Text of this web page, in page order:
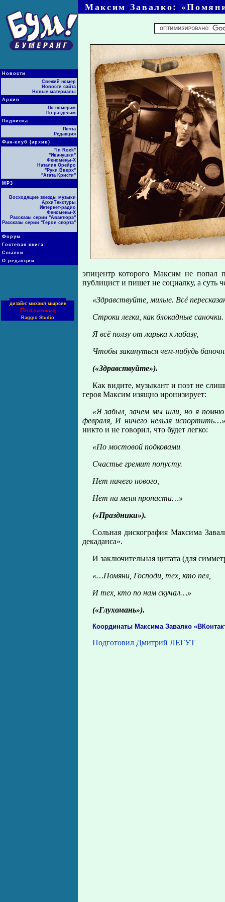
Новости
Свежий номер
Новости сайта
Новые материалы
Архив
По номерам
По разделам
Подписка
Почта
Редакция
Фан-клуб (архив)
"In Rock"
"Иванушки"
Феномены-Х
Наталия Орейро
"Руки Вверх"
"Агата Кристи"
МР3
Восходящие звезды музыки
АрхиТекстуры
Интернет-радио
Феномены-Х
Рассказы серии "Авантюра"
Рассказы серии "Герои спорта"
Форум
Гостевая книга
Ссылки
О редакции
дизайн: михаил мырсин
Поддержка
Raggio Studio
Максим Завалко:
эпицентр которого Максим не
публицист и пишет не социалку, а суть
«Здравствуйте, милые. Всё
Строки легки, как блокадные саночки.
Я всё ползу от ларька к лабазу,
Чтобы закинуться чем-нибудь
(«Здравствуйте»).
Как видите, музыкант и поэт не
героя Максим изящно иронизирует:
«Я забыл, зачем мы шли, но я
февраля, И ничего нельзя
никто и не говорил, что будет легко:
«По мостовой подковами
Счастье гремит попусту.
Нет ничего нового,
Нет на меня пропасти…»
(«Праздники»).
Сольная дискография Максима
декаданса».
И заключительная цитата (для
«…Помяни, Господи, тех, кто пел,
И тех, кто по нам скучал…»
(«Глухомань»).
Координаты Максима Завалко
Подготовил Дмитрий ЛЕГУТ